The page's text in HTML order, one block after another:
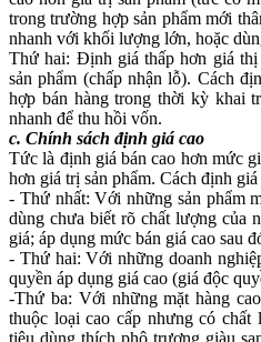
trong trường hợp sản phẩm mới
nhanh với khối lượng lớn, hoặc
Thứ hai: Định giá thấp hơn giá
sản phẩm (chấp nhận lỗ). Cách
hợp bán hàng trong thời kỳ khai
nhanh để thu hồi vốn.
c. Chính sách định giá cao
Tức là định giá bán cao hơn mức
hơn giá trị sản phẩm. Cách định
- Thứ nhất: Với những sản phẩm
dùng chưa biết rõ chất lượng của
giá; áp dụng mức bán giá cao sau
- Thứ hai: Với những doanh
quyền áp dụng giá cao (giá độc
-Thứ ba: Với những mặt hàng
thuộc loại cao cấp nhưng có